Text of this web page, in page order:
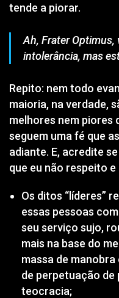
tende a piorar.
Ah, Frater Optimus,
intolerância, mas
Repito: nem todo
maioria, na verdade,
melhores nem piores
seguem uma fé que
adiante. E, acredite
que eu não respeito
Os ditos “líderes”
essas pessoas
seu serviço sujo,
mais na base do
massa de
de perpetuação
teocracia;